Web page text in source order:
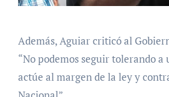
Además, Aguiar criticó al
“No podemos seguir tolerando a
actúe al margen de la ley y